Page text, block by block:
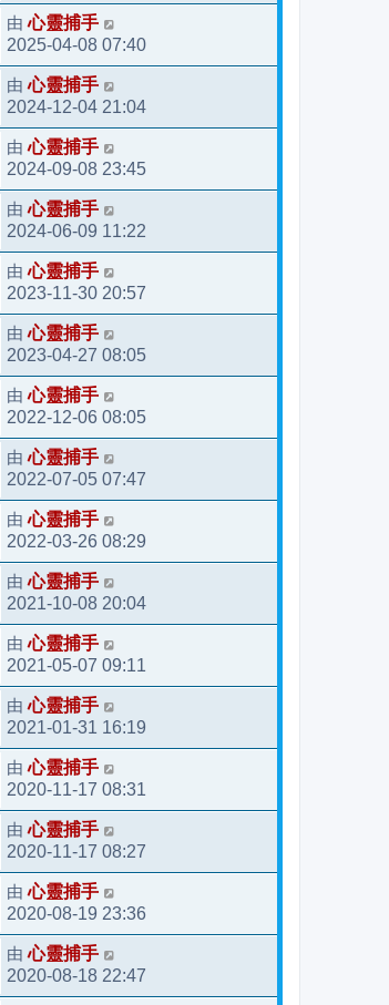
由心靈捕手
2025-04-08 07:40
由心靈捕手
2024-12-04 21:04
由心靈捕手
2024-09-08 23:45
由心靈捕手
2024-06-09 11:22
由心靈捕手
2023-11-30 20:57
由心靈捕手
2023-04-27 08:05
由心靈捕手
2022-12-06 08:05
由心靈捕手
2022-07-05 07:47
由心靈捕手
2022-03-26 08:29
由心靈捕手
2021-10-08 20:04
由心靈捕手
2021-05-07 09:11
由心靈捕手
2021-01-31 16:19
由心靈捕手
2020-11-17 08:31
由心靈捕手
2020-11-17 08:27
由心靈捕手
2020-08-19 23:36
由心靈捕手
2020-08-18 22:47